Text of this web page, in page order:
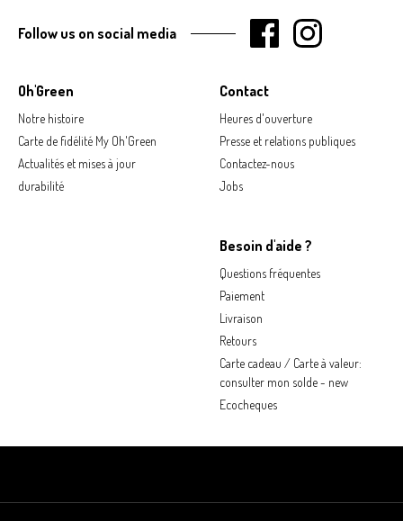
Oh'Green
Notre histoire
Carte de fidélité My Oh'Green
Actualités et mises à jour
durabilité
Contact
Heures d'ouverture
Presse et relations publiques
Contactez-nous
Jobs
Besoin d'aide ?
Questions fréquentes
Paiement
Livraison
Retours
Carte cadeau / Carte à valeur:
consulter mon solde - new
Ecocheques
Follow us on social media